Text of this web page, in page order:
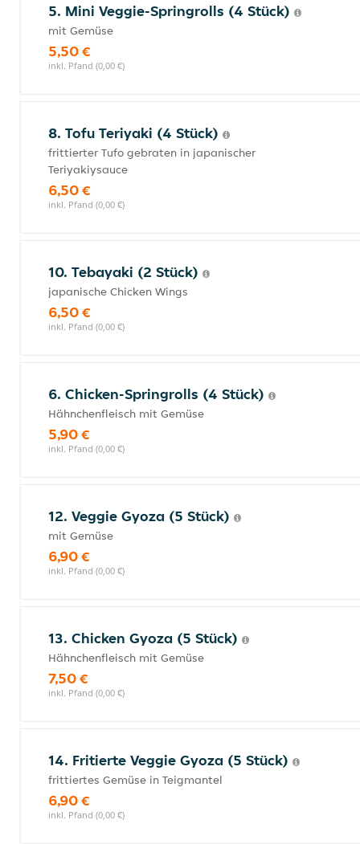
5. Mini Veggie-Springrolls (4 Stück)
mit Gemüse
5,50 €
inkl. Pfand (0,00 €)
8. Tofu Teriyaki (4 Stück)
frittierter Tufo gebraten in japanischer
Teriyakiysauce
6,50 €
inkl. Pfand (0,00 €)
10. Tebayaki (2 Stück)
japanische Chicken Wings
6,50 €
inkl. Pfand (0,00 €)
6. Chicken-Springrolls (4 Stück)
Hähnchenfleisch mit Gemüse
5,90 €
inkl. Pfand (0,00 €)
12. Veggie Gyoza (5 Stück)
mit Gemüse
6,90 €
inkl. Pfand (0,00 €)
13. Chicken Gyoza (5 Stück)
Hähnchenfleisch mit Gemüse
7,50 €
inkl. Pfand (0,00 €)
14. Fritierte Veggie Gyoza (5 Stück)
frittiertes Gemüse in Teigmantel
6,90 €
inkl. Pfand (0,00 €)